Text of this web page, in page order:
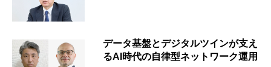
データ基盤とデジタルツインが支え
るAI時代の自律型ネットワーク運用